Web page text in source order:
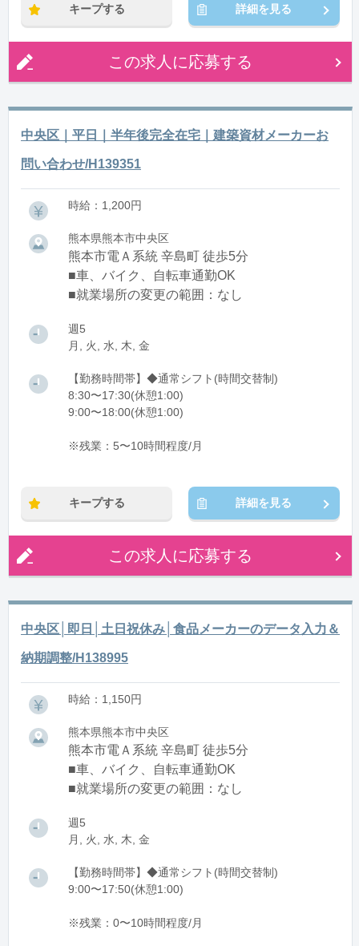
キープする 詳細を見る
この求人に応募する
中央区｜平日｜半年後完全在宅｜建築資材メーカーお
問い合わせ/H139351
時給：1,200円
熊本県熊本市中央区
熊本市電Ａ系統 辛島町 徒歩5分
■車、バイク、自転車通勤OK
■就業場所の変更の範囲：なし
週5
月, 火, 水, 木, 金
【勤務時間帯】◆通常シフト(時間交替制)
8:30〜17:30(休憩1:00)
9:00〜18:00(休憩1:00)
※残業：5〜10時間程度/月
キープする 詳細を見る
この求人に応募する
中央区│即日│土日祝休み│食品メーカーのデータ入力＆
納期調整/H138995
時給：1,150円
熊本県熊本市中央区
熊本市電Ａ系統 辛島町 徒歩5分
■車、バイク、自転車通勤OK
■就業場所の変更の範囲：なし
週5
月, 火, 水, 木, 金
【勤務時間帯】◆通常シフト(時間交替制)
9:00〜17:50(休憩1:00)
※残業：0〜10時間程度/月